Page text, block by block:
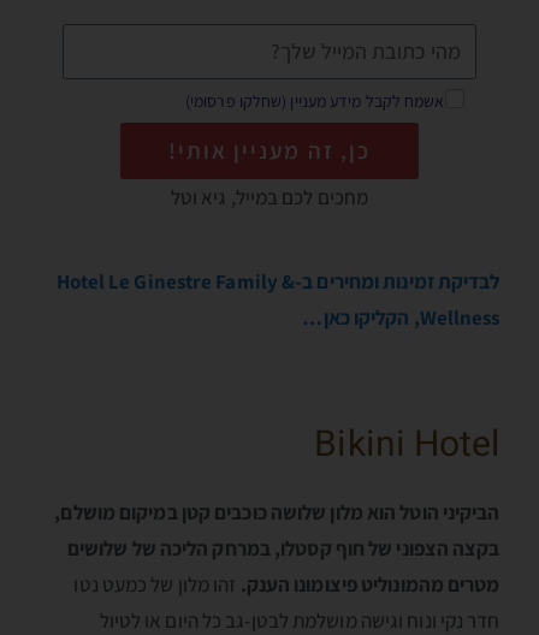
אשמח לקבל מידע מעניין (שחלקו פרסומי)
כן, זה מעניין אותי!
מחכים לכם במייל, גיא וטל
לבדיקת זמינות ומחירים ב-Hotel Le Ginestre Family &
Wellness, הקליקו כאן…
Bikini Hotel
הביקיני הוטל הוא מלון שלושה כוכבים קטן במיקום מושלם,
בקצה הצפוני של חוף קסטלו, במרחק הליכה של שלושים
מטרים מהמונוליט פיצומונו הענק. זהו מלון של כמעט נטו
חדר נקי ונוח וגישה מושלמת לבטן-גב כל היום או לטיול